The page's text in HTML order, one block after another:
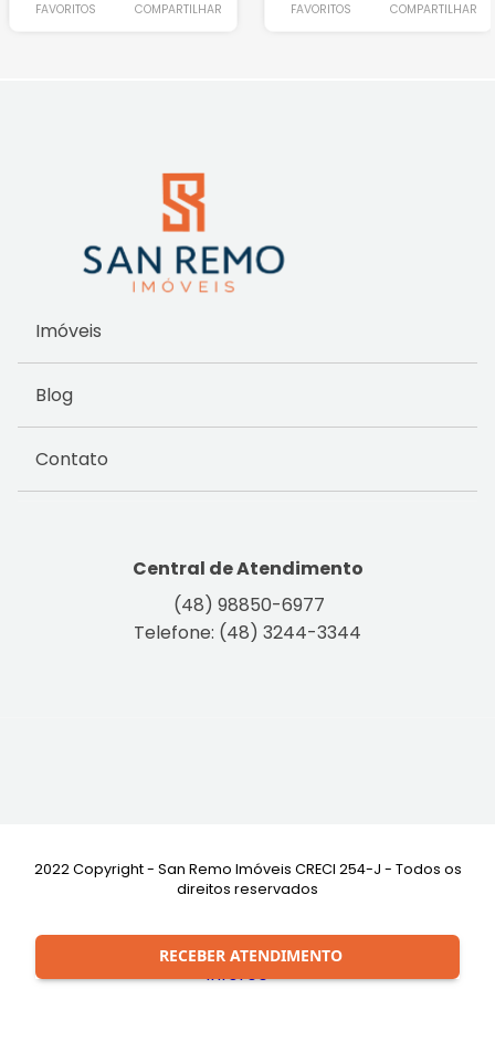
RECEBER ATENDIMENTO
FAVORITOS COMPARTILHAR FAVORITOS COMPARTILHAR
Imóveis
Blog
Contato
Central de Atendimento
(48) 98850-6977
Telefone: (48) 3244-3344
2022 Copyright - San Remo Imóveis CRECI 254-J - Todos os
direitos reservados